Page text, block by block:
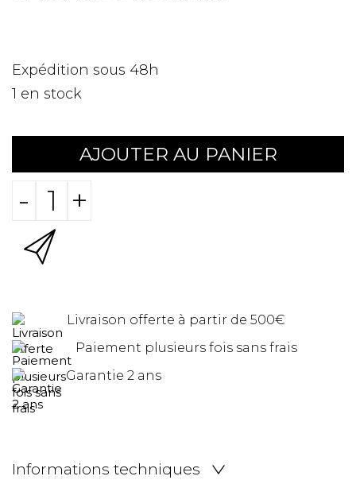
Expédition sous 48h
1 en stock
AJOUTER AU PANIER
- +
Livraison offerte à partir de 500€
Paiement plusieurs fois sans frais
Garantie 2 ans
Informations techniques